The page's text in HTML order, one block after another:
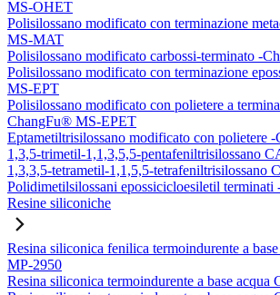
MS-OHET
Polisilossano modificato con terminazione
MS-MAT
Polisilossano modificato carbossi-terminato -
Polisilossano modificato con terminazione
MS-EPT
Polisilossano modificato con polietere a
ChangFu® MS-EPET
Eptametiltrisilossano modificato con polietere
1,3,5-trimetil-1,1,3,5,5-pentafeniltrisilossano
1,3,3,5-tetrametil-1,1,5,5-tetrafeniltrisilossano
Polidimetilsilossani epossicicloesiletil
Resine siliconiche
Resina siliconica fenilica termoindurente a
MP-2950
Resina siliconica termoindurente a base acqua